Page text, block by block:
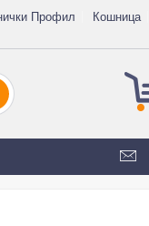
Профил Кошница